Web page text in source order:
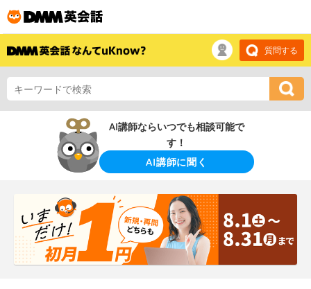
質問する
AI講師ならいつでも相談可能で
す！
AI講師に聞く